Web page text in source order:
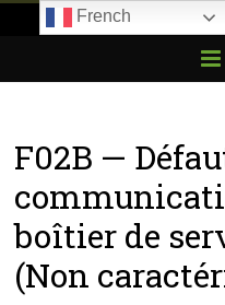
E85.com
passion
boîtier
éthanol
F02B —
boîtier de
(Non
French